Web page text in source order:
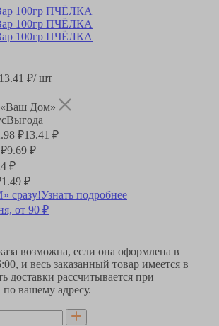
13.41 ₽/ шт
«Ваш Дом»
Выгода
₽13.41 ₽
9.69 ₽
₽
1.49 ₽
сразу!Узнать подробнее
от 90 ₽
возможна, если она оформлена в
, и весь заказанный товар имеется в
доставки рассчитывается при
вашему адресу.